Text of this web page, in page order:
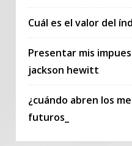
Cuál es el valor del
Presentar mis
jackson hewitt
¿cuándo abren los
futuros_